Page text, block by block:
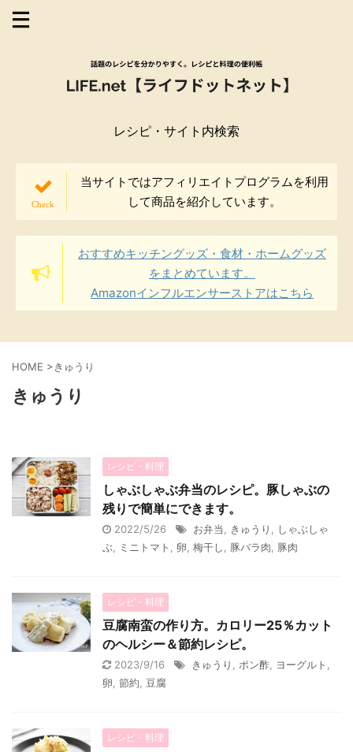
レシピ・サイト内検索
当サイトではアフィリエイトプログラムを利用
して商品を紹介しています。
おすすめキッチングッズ・食材・ホームグッズ
をまとめています。
Amazonインフルエンサーストアはこちら
HOME >きゅうり
きゅうり
レシピ・料理
しゃぶしゃぶ弁当のレシピ。豚しゃぶの
残りで簡単にできます。
2022/5/26 お弁当 きゅうり
しゃぶしゃ
ぶ
ミニトマト 卵 梅干し 豚バラ肉 豚肉
レシピ・料理
豆腐南蛮の作り方。カロリー25％カット
のヘルシー＆節約レシピ。
2023/9/16 きゅうり ポン酢 ヨーグルト
卵 節約 豆腐
レシピ・料理